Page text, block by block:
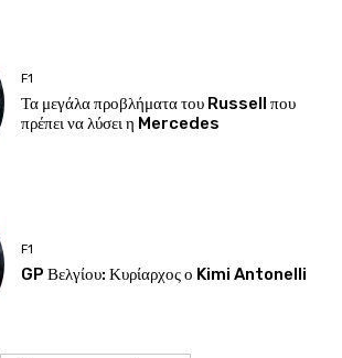
F1
Τα μεγάλα προβλήματα του Russell που
πρέπει να λύσει η Mercedes
F1
GP Βελγίου: Κυρίαρχος ο Kimi Antonelli